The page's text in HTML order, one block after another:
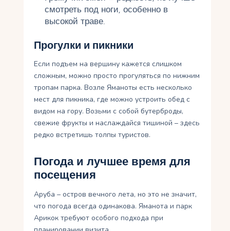
смотреть под ноги, особенно в
высокой траве.
Прогулки и пикники
Если подъем на вершину кажется слишком
сложным, можно просто прогуляться по нижним
тропам парка. Возле Яманоты есть несколько
мест для пикника, где можно устроить обед с
видом на гору. Возьми с собой бутерброды,
свежие фрукты и наслаждайся тишиной – здесь
редко встретишь толпы туристов.
Погода и лучшее время для
посещения
Аруба – остров вечного лета, но это не значит,
что погода всегда одинакова. Яманота и парк
Арикок требуют особого подхода при